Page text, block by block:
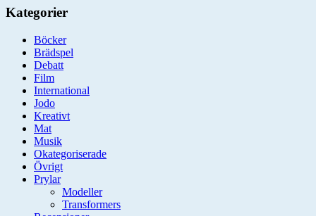
Kategorier
Böcker
Brädspel
Debatt
Film
International
Jodo
Kreativt
Mat
Musik
Okategoriserade
Övrigt
Prylar
Modeller
Transformers